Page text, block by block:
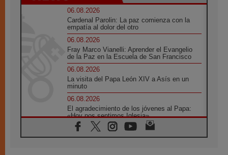
06.08.2026
Cardenal Parolin: La paz comienza con la
empatía al dolor del otro
06.08.2026
Fray Marco Vianelli: Aprender el Evangelio
de la Paz en la Escuela de San Francisco
06.08.2026
La visita del Papa León XIV a Asís en un
minuto
06.08.2026
El agradecimiento de los jóvenes al Papa:
«Hoy nos sentimos Iglesia»
06.08.2026
Líbano: Reanudan los coloquios en Roma en